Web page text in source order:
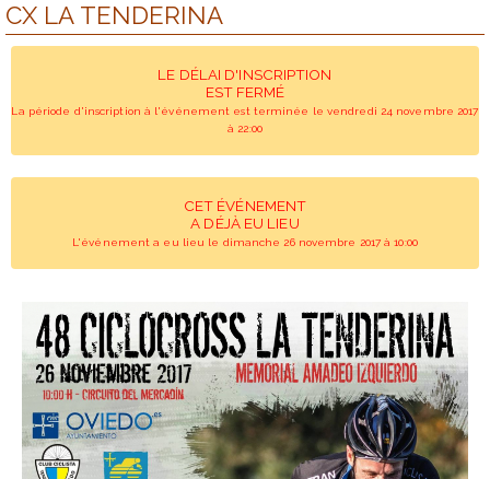
CX LA TENDERINA
LE DÉLAI D'INSCRIPTION
EST FERMÉ
La période d'inscription à l'événement est terminée le vendredi 24 novembre 2017
à 22:00
CET ÉVÉNEMENT
A DÉJÀ EU LIEU
L'événement a eu lieu le dimanche 26 novembre 2017 à 10:00